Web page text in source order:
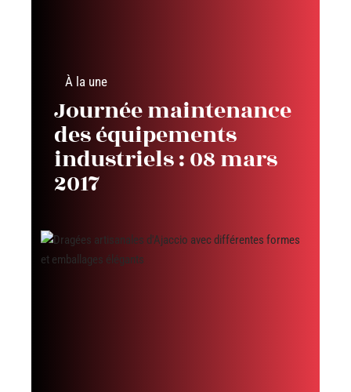
À la une
Journée maintenance
des équipements
industriels : 08 mars
2017